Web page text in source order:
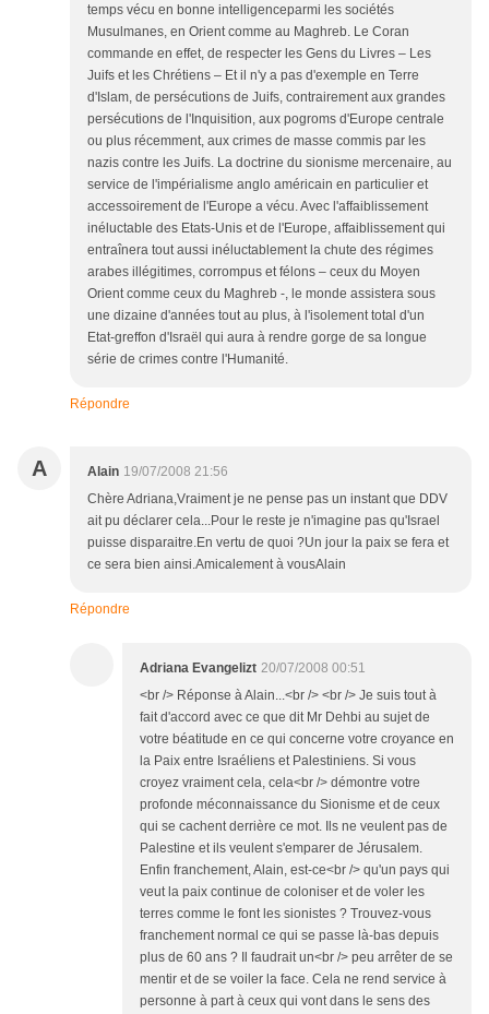
temps vécu en bonne intelligenceparmi les sociétés
Musulmanes, en Orient comme au Maghreb. Le Coran
commande en effet, de respecter les Gens du Livres – Les
Juifs et les Chrétiens – Et il n'y a pas d'exemple en Terre
d'Islam, de persécutions de Juifs, contrairement aux grandes
persécutions de l'Inquisition, aux pogroms d'Europe centrale
ou plus récemment, aux crimes de masse commis par les
nazis contre les Juifs. La doctrine du sionisme mercenaire, au
service de l'impérialisme anglo américain en particulier et
accessoirement de l'Europe a vécu. Avec l'affaiblissement
inéluctable des Etats-Unis et de l'Europe, affaiblissement qui
entraînera tout aussi inéluctablement la chute des régimes
arabes illégitimes, corrompus et félons – ceux du Moyen
Orient comme ceux du Maghreb -, le monde assistera sous
une dizaine d'années tout au plus, à l'isolement total d'un
Etat-greffon d'Israël qui aura à rendre gorge de sa longue
série de crimes contre l'Humanité.
Répondre
A Alain 19/07/2008 21:56
Chère Adriana,Vraiment je ne pense pas un instant que DDV
ait pu déclarer cela...Pour le reste je n'imagine pas qu'Israel
puisse disparaitre.En vertu de quoi ?Un jour la paix se fera et
ce sera bien ainsi.Amicalement à vousAlain
Répondre
Adriana Evangelizt 20/07/2008 00:51
<br /> Réponse à Alain...<br /> <br /> Je suis tout à
fait d'accord avec ce que dit Mr Dehbi au sujet de
votre béatitude en ce qui concerne votre croyance en
la Paix entre Israéliens et Palestiniens. Si vous
croyez vraiment cela, cela<br /> démontre votre
profonde méconnaissance du Sionisme et de ceux
qui se cachent derrière ce mot. Ils ne veulent pas de
Palestine et ils veulent s'emparer de Jérusalem.
Enfin franchement, Alain, est-ce<br /> qu'un pays qui
veut la paix continue de coloniser et de voler les
terres comme le font les sionistes ? Trouvez-vous
franchement normal ce qui se passe là-bas depuis
plus de 60 ans ? Il faudrait un<br /> peu arrêter de se
mentir et de se voiler la face. Cela ne rend service à
personne à part à ceux qui vont dans le sens des